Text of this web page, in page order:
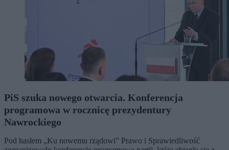
PiS szuka nowego otwarcia. Konferencja
programowa w rocznicę prezydentury
Nawrockiego
Pod hasłem „Ku nowemu rządowi” Prawo i Sprawiedliwość